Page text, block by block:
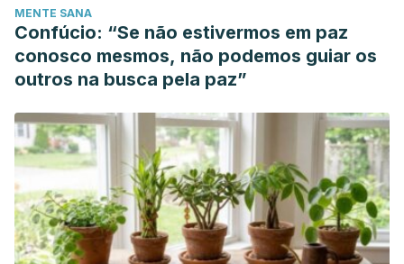
MENTE SANA
Confúcio: “Se não estivermos em paz
conosco mesmos, não podemos guiar os
outros na busca pela paz”